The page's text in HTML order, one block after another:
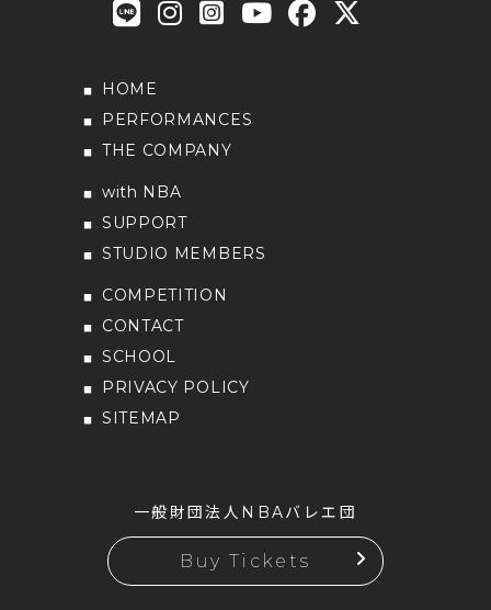
HOME
PERFORMANCES
THE COMPANY
with NBA
SUPPORT
STUDIO MEMBERS
COMPETITION
CONTACT
SCHOOL
PRIVACY POLICY
SITEMAP
一般財団法人NBAバレエ団
Buy Tickets